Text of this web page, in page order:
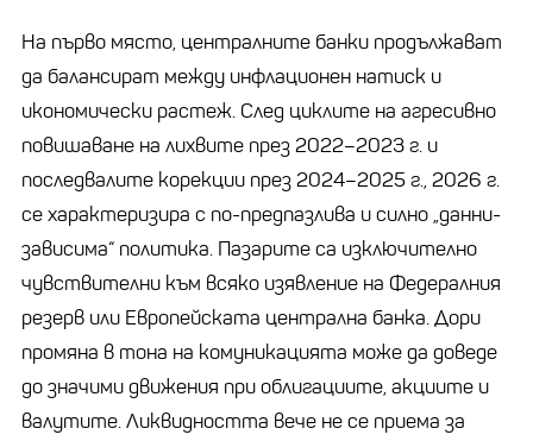
На първо място, централните банки продължават
да балансират между инфлационен натиск и
икономически растеж. След циклите на агресивно
повишаване на лихвите през 2022–2023 г. и
последвалите корекции през 2024–2025 г., 2026 г.
се характеризира с по-предпазлива и силно „данни-
зависима“ политика. Пазарите са изключително
чувствителни към всяко изявление на Федералния
резерв или Европейската централна банка. Дори
промяна в тона на комуникацията може да доведе
до значими движения при облигациите, акциите и
валутите. Ликвидността вече не се приема за